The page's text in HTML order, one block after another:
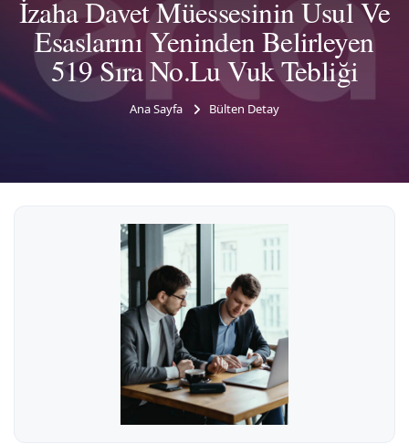
İzaha Davet Müessesinin Usul Ve
Esaslarını Yeninden Belirleyen
519 Sıra No.Lu Vuk Tebliği
Ana Sayfa Bülten Detay